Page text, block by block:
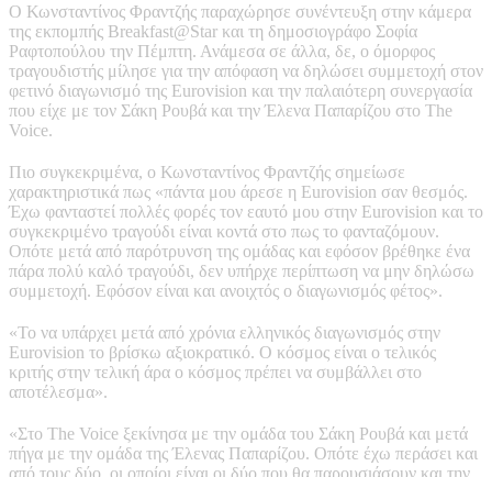
Ο Κωνσταντίνος Φραντζής παραχώρησε συνέντευξη στην κάμερα
της εκπομπής Breakfast@Star και τη δημοσιογράφο Σοφία
Ραφτοπούλου την Πέμπτη. Ανάμεσα σε άλλα, δε, ο όμορφος
τραγουδιστής μίλησε για την απόφαση να δηλώσει συμμετοχή στον
φετινό διαγωνισμό της Eurovision και την παλαιότερη συνεργασία
που είχε με τον Σάκη Ρουβά και την Έλενα Παπαρίζου στο The
Voice.
Πιο συγκεκριμένα, ο Κωνσταντίνος Φραντζής σημείωσε
χαρακτηριστικά πως «πάντα μου άρεσε η Eurovision σαν θεσμός.
Έχω φανταστεί πολλές φορές τον εαυτό μου στην Eurovision και το
συγκεκριμένο τραγούδι είναι κοντά στο πως το φανταζόμουν.
Οπότε μετά από παρότρυνση της ομάδας και εφόσον βρέθηκε ένα
πάρα πολύ καλό τραγούδι, δεν υπήρχε περίπτωση να μην δηλώσω
συμμετοχή. Εφόσον είναι και ανοιχτός ο διαγωνισμός φέτος».
«Το να υπάρχει μετά από χρόνια ελληνικός διαγωνισμός στην
Eurovision το βρίσκω αξιοκρατικό. Ο κόσμος είναι ο τελικός
κριτής στην τελική άρα ο κόσμος πρέπει να συμβάλλει στο
αποτέλεσμα».
«Στο The Voice ξεκίνησα με την ομάδα του Σάκη Ρουβά και μετά
πήγα με την ομάδα της Έλενας Παπαρίζου. Οπότε έχω περάσει και
από τους δύο, οι οποίοι είναι οι δύο που θα παρουσιάσουν και την